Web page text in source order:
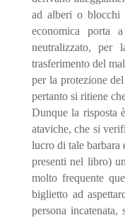
ad alberi o blocchi
economica porta
neutralizzato, per
trasferimento del
per la protezione
pertanto si ritiene
Dunque la risposta
ataviche, che si
lucro di tale barbara
presenti nel libro)
molto frequente
biglietto ad
persona